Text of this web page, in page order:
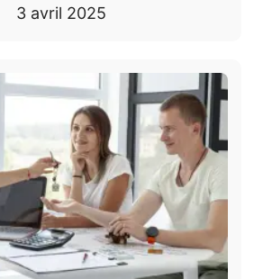
3 avril 2025